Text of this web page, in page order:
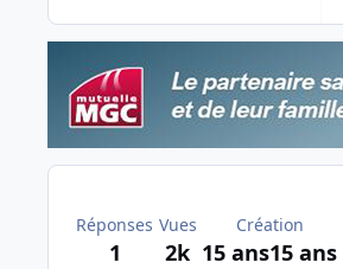
Réponses
1
Vues
2k
Création
15 ans15 ans